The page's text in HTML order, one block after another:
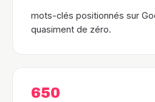
mots-clés positionnés sur
quasiment de zéro.
650